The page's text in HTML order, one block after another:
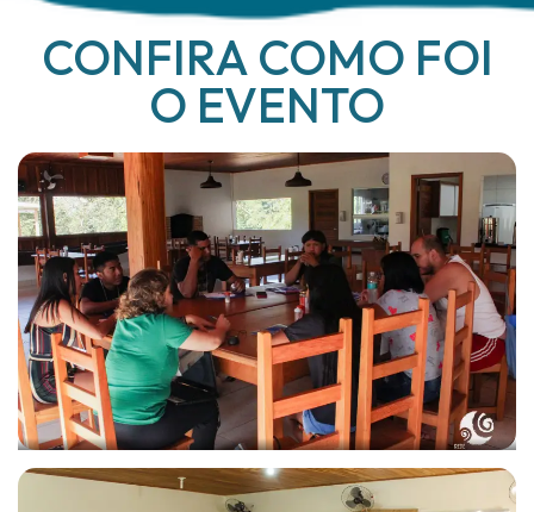
CONFIRA COMO FOI
O EVENTO